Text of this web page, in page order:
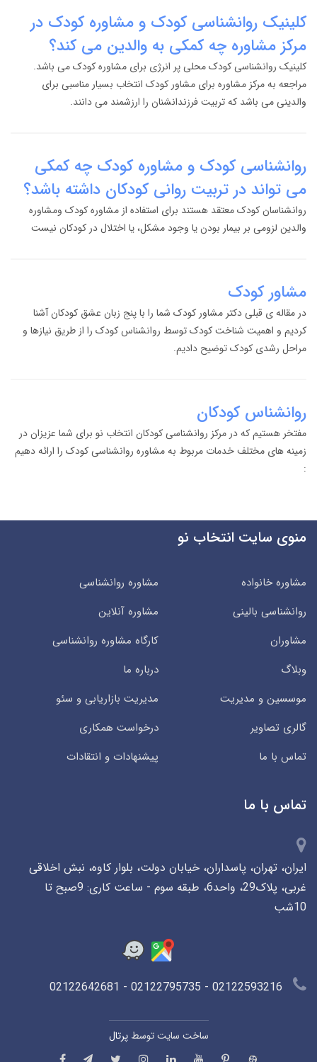
کلینیک روانشناسی کودک و مشاوره کودک در
مرکز مشاوره چه کمکی به والدین می کند؟
کلینیک روانشناسی کودک محلی پر انرژی برای مشاوره کودک می باشد.
مراجعه به مرکز مشاوره برای مشاور کودک انتخاب بسیار مناسبی برای
والدینی می باشد که تربیت فرزندانشنان را ارزشمند می دانند.
روانشناسی کودک و مشاوره کودک چه کمکی
می تواند در تربیت روانی کودکان داشته باشد؟
روانشناسان کودک معتقد هستند برای استفاده از مشاوره کودک ومشاوره
والدین لزومی بر بیمار بودن یا وجود مشکل، یا اختلال در کودکان نیست
مشاور کودک
در مقاله ی قبلی دکتر مشاور کودک شما را با پنج زبان عشق کودکان آشنا
کردیم و اهمیت شناخت کودک توسط روانشناس کودک را از طریق نیازها و
مراحل رشدی کودک توضیح دادیم.
روانشناس کودکان
مفتخر هستیم که در مرکز روانشناسی کودکان انتخاب نو برای شما عزیزان در
زمینه های مختلف خدمات مربوط به مشاوره روانشناسی کودک را ارائه دهیم
:
منوی سایت انتخاب نو
مشاوره خانواده
مشاوره روانشناسی
روانشناسی بالینی
مشاوره آنلاین
مشاوران
کارگاه مشاوره روانشناسی
وبلاگ
درباره ما
موسسین و مدیریت
مدیریت بازاریابی و سئو
گالری تصاویر
درخواست همکاری
تماس با ما
پیشنهادات و انتقادات
تماس با ما
ایران، تهران، پاسداران، خیابان دولت، بلوار کاوه، نبش اخلاقی
غربی، پلاک29، واحد6، طبقه سوم - ساعت کاری: 9صبح تا
10شب
ساخت سایت توسطپرتال